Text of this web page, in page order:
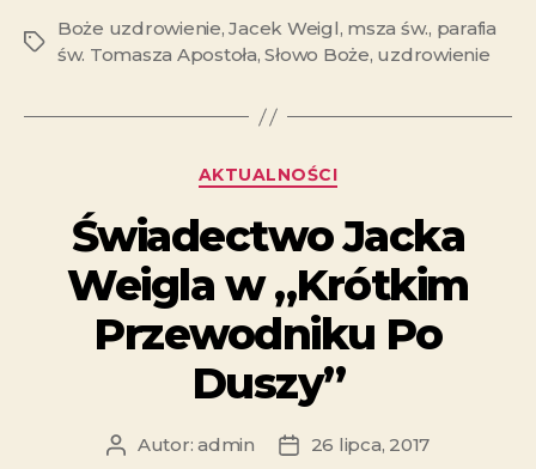
Boże uzdrowienie,Jacek Weigl, msza św., parafia
św. Tomasza Apostoła,Słowo Boże, uzdrowienie
AKTUALNOŚCI
Świadectwo Jacka
Weigla w „Krótkim
Przewodniku Po
Duszy”
Autor:admin 26 lipca, 2017